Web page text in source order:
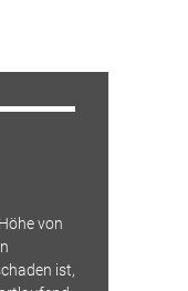
von
ist,